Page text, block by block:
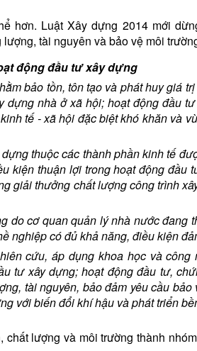
hơn. Luật Xây dựng 2014 mới
tài nguyên và bảo vệ môi
động đầu tư xây dựng
bảo tồn, tôn tạo và phát huy giá
dựng nhà ở xã hội; hoạt động đầu
tế - xã hội đặc biệt khó khăn và
thuộc các thành phần kinh tế
kiện thuận lợi trong hoạt động đầu
giải thưởng chất lượng công trình
do cơ quan quản lý nhà nước đang
nghiệp có đủ khả năng, điều kiện
cứu, áp dụng khoa học và công
tư xây dựng; hoạt động đầu tư,
tài nguyên, bảo đảm yêu cầu bảo
với biến đổi khí hậu và phát triển
lượng và môi trường thành